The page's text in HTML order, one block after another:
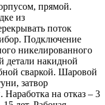
прямой.
из
поток
Подключение
никелированного
детали накидной
сваркой. Шаровой
затвор
на отказ – 3